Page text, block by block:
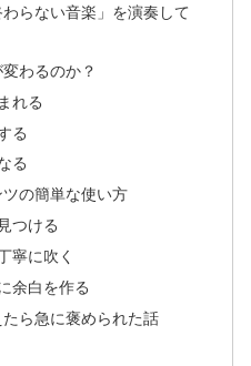
わらない音楽」を演奏して
わるのか？
れる
る
る
の簡単な使い方
つける
寧に吹く
余白を作る
たら急に褒められた話